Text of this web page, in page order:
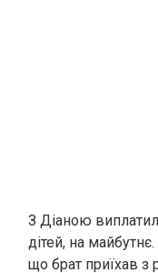
З Діаною
дітей, на
що брат приїхав з